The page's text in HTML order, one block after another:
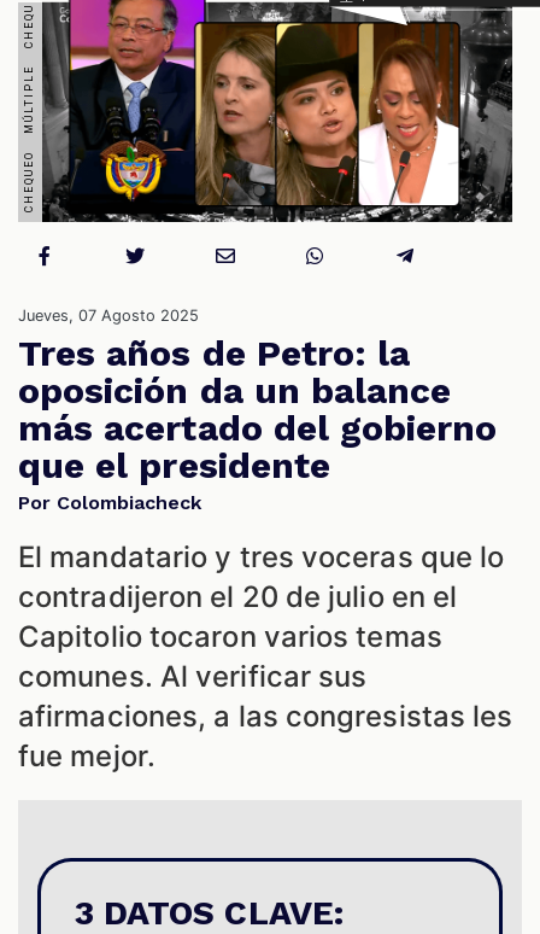
Jueves, 07 Agosto 2025
Tres años de Petro: la
oposición da un balance
más acertado del gobierno
que el presidente
Por Colombiacheck
El mandatario y tres voceras que lo
contradijeron el 20 de julio en el
Capitolio tocaron varios temas
comunes. Al verificar sus
afirmaciones, a las congresistas les
fue mejor.
3 DATOS CLAVE: